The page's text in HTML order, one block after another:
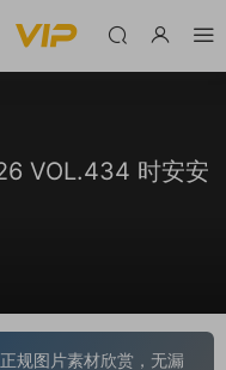
VOL.434 时安安
规图片素材欣赏，无漏